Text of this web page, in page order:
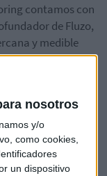
nosotros
y/o
como cookies,
un dispositivo
contamos con
de Fluzo,
y medible
las Heras,
Distancia de
la bolsa y la vida: